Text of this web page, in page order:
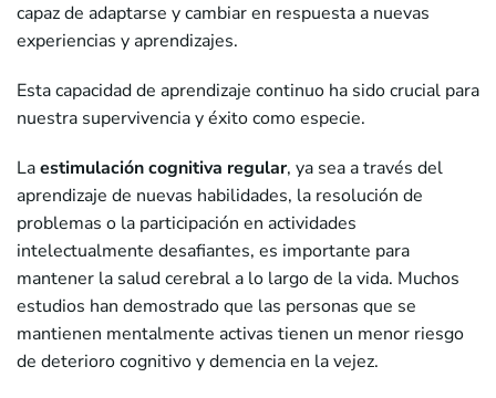
capaz de adaptarse y cambiar en respuesta a nuevas
experiencias y aprendizajes.
Esta capacidad de aprendizaje continuo ha sido crucial para
nuestra supervivencia y éxito como especie.
Laestimulación cognitiva regular, ya sea a través del
aprendizaje de nuevas habilidades, la resolución de
problemas o la participación en actividades
intelectualmente desafiantes, es importante para
mantener la salud cerebral a lo largo de la vida. Muchos
estudios han demostrado que las personas que se
mantienen mentalmente activas tienen un menor riesgo
de deterioro cognitivo y demencia en la vejez.